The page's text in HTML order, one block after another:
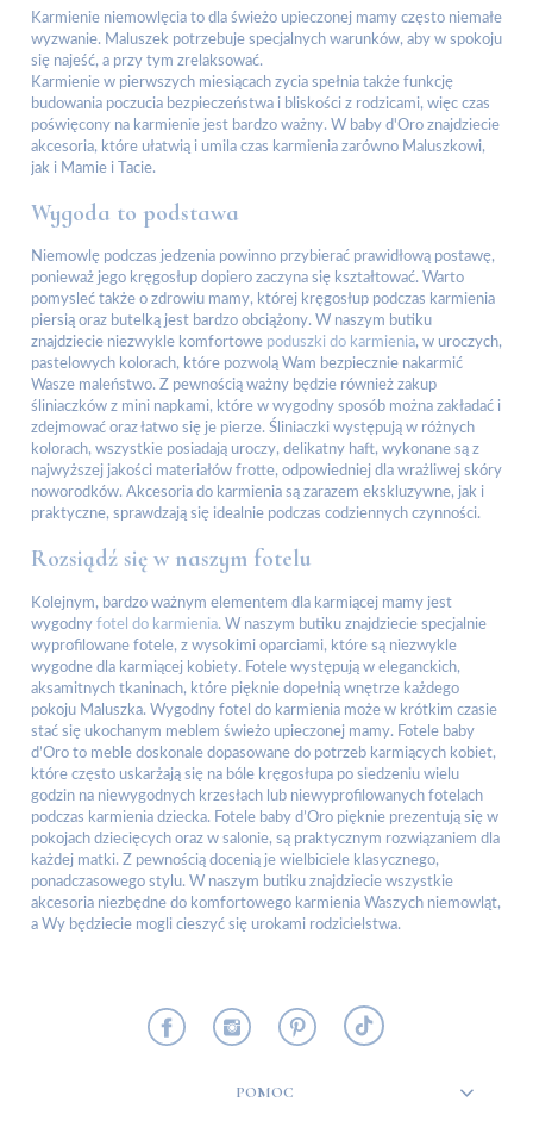
Karmienie niemowlęcia to dla świeżo upieczonej mamy często niemałe
wyzwanie. Maluszek potrzebuje specjalnych warunków, aby w spokoju
się najeść, a przy tym zrelaksować.
Karmienie w pierwszych miesiącach zycia spełnia także funkcję
budowania poczucia bezpieczeństwa i bliskości z rodzicami, więc czas
poświęcony na karmienie jest bardzo ważny. W baby d'Oro znajdziecie
akcesoria, które ułatwią i umila czas karmienia zarówno Maluszkowi,
jak i Mamie i Tacie.
Wygoda to podstawa
Niemowlę podczas jedzenia powinno przybierać prawidłową postawę,
ponieważ jego kręgosłup dopiero zaczyna się kształtować. Warto
pomysleć także o zdrowiu mamy, której kręgosłup podczas karmienia
piersią oraz butelką jest bardzo obciążony. W naszym butiku
znajdziecie niezwykle komfortowe poduszki do karmienia, w uroczych,
pastelowych kolorach, które pozwolą Wam bezpiecznie nakarmić
Wasze maleństwo. Z pewnością ważny będzie również zakup
śliniaczków z mini napkami, które w wygodny sposób można zakładać i
zdejmować oraz łatwo się je pierze. Śliniaczki występują w różnych
kolorach, wszystkie posiadają uroczy, delikatny haft, wykonane są z
najwyższej jakości materiałów frotte, odpowiedniej dla wrażliwej skóry
noworodków. Akcesoria do karmienia są zarazem ekskluzywne, jak i
praktyczne, sprawdzają się idealnie podczas codziennych czynności.
Rozsiądź się w naszym fotelu
Kolejnym, bardzo ważnym elementem dla karmiącej mamy jest
wygodny fotel do karmienia. W naszym butiku znajdziecie specjalnie
wyprofilowane fotele, z wysokimi oparciami, które są niezwykle
wygodne dla karmiącej kobiety. Fotele występują w eleganckich,
aksamitnych tkaninach, które pięknie dopełnią wnętrze każdego
pokoju Maluszka. Wygodny fotel do karmienia może w krótkim czasie
stać się ukochanym meblem świeżo upieczonej mamy. Fotele baby
d’Oro to meble doskonale dopasowane do potrzeb karmiących kobiet,
które często uskarżają się na bóle kręgosłupa po siedzeniu wielu
godzin na niewygodnych krzesłach lub niewyprofilowanych fotelach
podczas karmienia dziecka. Fotele baby d’Oro pięknie prezentują się w
pokojach dziecięcych oraz w salonie, są praktycznym rozwiązaniem dla
każdej matki. Z pewnością docenią je wielbiciele klasycznego,
ponadczasowego stylu. W naszym butiku znajdziecie wszystkie
akcesoria niezbędne do komfortowego karmienia Waszych niemowląt,
a Wy będziecie mogli cieszyć się urokami rodzicielstwa.
POMOC